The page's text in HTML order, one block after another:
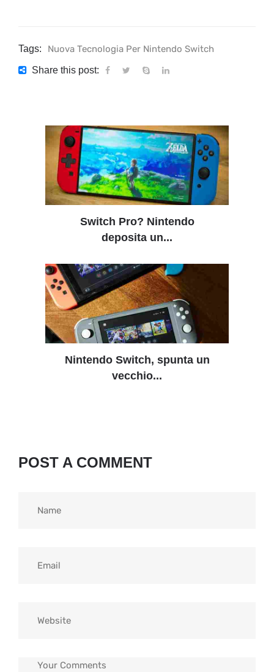
Tags: Nuova Tecnologia Per Nintendo Switch
Share this post:
Switch Pro? Nintendo
deposita un...
Nintendo Switch, spunta un
vecchio...
POST A COMMENT